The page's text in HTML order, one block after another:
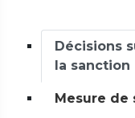
Décisions
la sanction
Mesure de